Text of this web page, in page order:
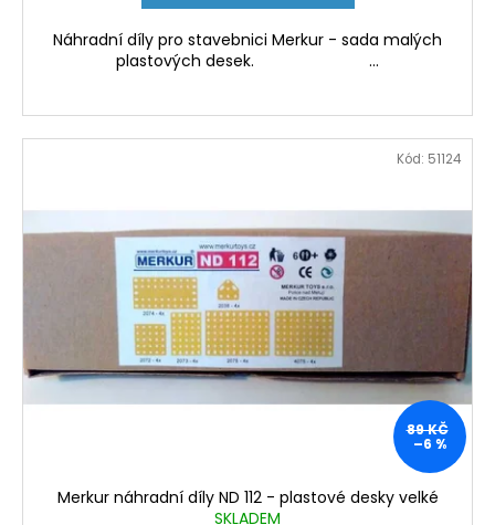
Náhradní díly pro stavebnici Merkur - sada malých
plastových desek. ...
89 KČ
–6 %
Merkur náhradní díly ND 112 - plastové desky velké
SKLADEM
Kód: 51124